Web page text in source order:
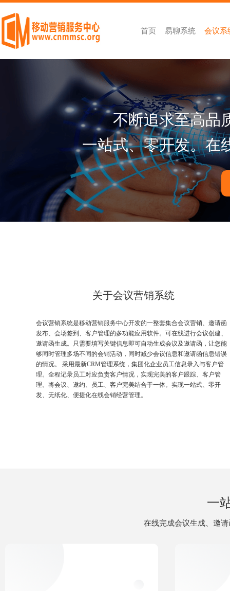
首页 易聊系统 会议系
不断追求至高品
一站式、零开发。在
关于会议营销系统
会议营销系统是移动营销服务中心开发的一整套集合会议营销、邀请函
发布、会场签到、客户管理的多功能应用软件。可在线进行会议创建、
邀请函生成。只需要填写关键信息即可自动生成会议及邀请函，让您能
够同时管理多场不同的会销活动，同时减少会议信息和邀请函信息错误
的情况。 采用最新CRM管理系统，集团化企业员工信息录入与客户管
理。全程记录员工对应负责客户情况，实现完美的客户跟踪、客户管
理。将会议、邀约、员工、客户完美结合于一体。实现一站式、零开
发、无纸化、便捷化在线会销经营管理。
一
在线完成会议生成、邀